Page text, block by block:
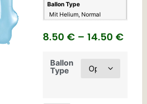
Ballon Type
Mit Helium, Normal
8.50 € – 14.50 €
Ballon
Type